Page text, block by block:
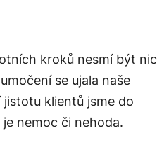
kroků nesmí být nic
se ujala naše
klientů jsme do
nemoc či nehoda.